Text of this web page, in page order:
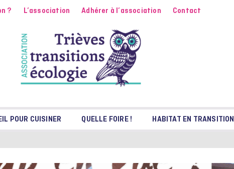
? L’association Adhérer à l’association Contact
POUR CUISINER QUELLE FOIRE ! HABITAT EN TRANSITION